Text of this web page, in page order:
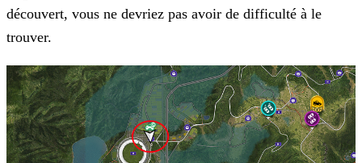
découvert, vous ne devriez pas avoir de difficulté à le
trouver.